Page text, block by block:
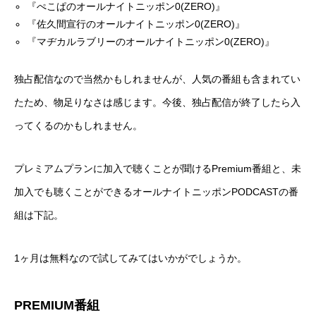
『ぺこぱのオールナイトニッポン0(ZERO)』
『佐久間宣行のオールナイトニッポン0(ZERO)』
『マヂカルラブリーのオールナイトニッポン0(ZERO)』
独占配信なので当然かもしれませんが、人気の番組も含まれてい
たため、物足りなさは感じます。今後、独占配信が終了したら入
ってくるのかもしれません。
プレミアムプランに加入で聴くことが聞けるPremium番組と、未
加入でも聴くことができるオールナイトニッポンPODCASTの番
組は下記。
1ヶ月は無料なので試してみてはいかがでしょうか。
PREMIUM番組